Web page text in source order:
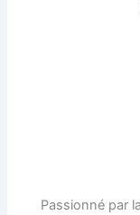
Passionné par